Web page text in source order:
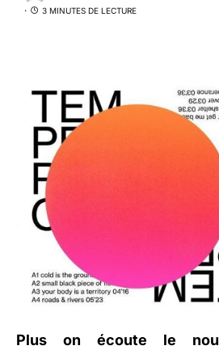
3 MINUTES DE LECTURE
Plus on écoute le